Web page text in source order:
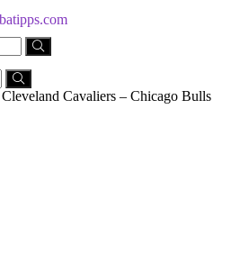
Cleveland Cavaliers – Chicago Bulls